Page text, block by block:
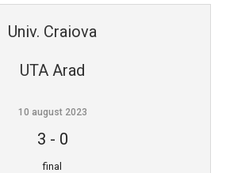
Univ. Craiova
UTA Arad
10 august 2023
3 - 0
final